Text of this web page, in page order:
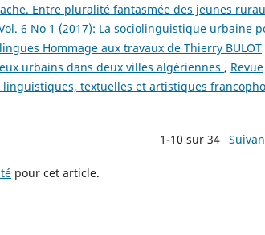
Entre pluralité fantasmée des jeunes
6 No 1 (2017): La sociolinguistique urbaine
Hommage aux travaux de Thierry BULOT
urbains dans deux villes algériennes , Revue
linguistiques, textuelles et artistiques
1-10 sur 34
pour cet article.